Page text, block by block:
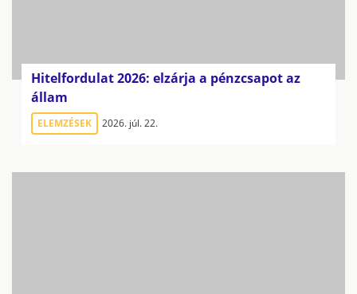
Hitelfordulat 2026: elzárja a pénzcsapot az
állam
ELEMZÉSEK 2026. júl. 22.